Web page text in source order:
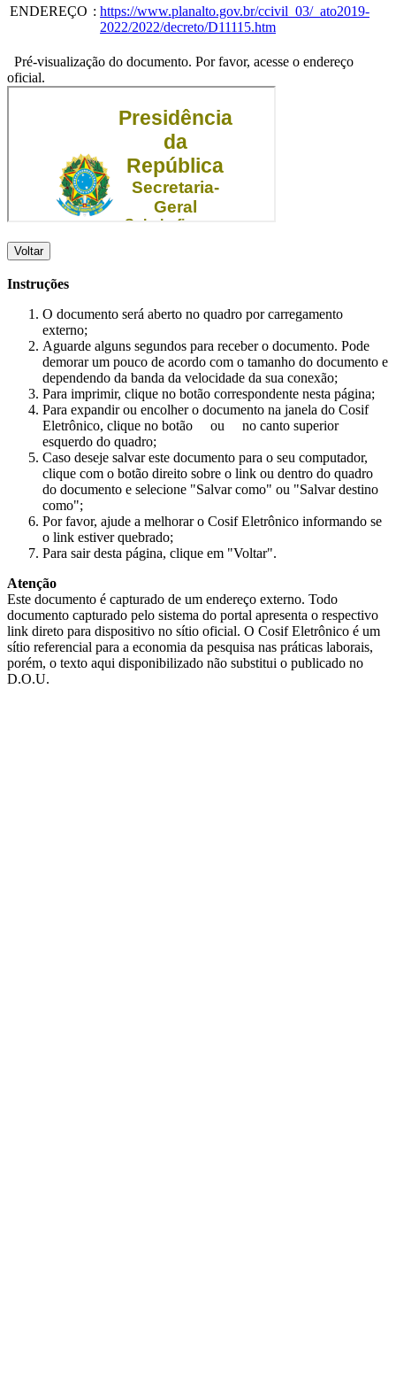
ENDEREÇO : https://www.planalto.gov.br/ccivil_03/_ato2019-
2022/2022/decreto/D11115.htm
Pré-visualização do documento. Por favor, acesse o endereço
oficial.
Voltar
Instruções
O documento será aberto no quadro por carregamento
externo;
Aguarde alguns segundos para receber o documento. Pode
demorar um pouco de acordo com o tamanho do documento e
dependendo da banda da velocidade da sua conexão;
Para imprimir, clique no botão correspondente nesta página;
Para expandir ou encolher o documento na janela do Cosif
Eletrônico, clique no botão
ou
no canto superior
esquerdo do quadro;
Caso deseje salvar este documento para o seu computador,
clique com o botão direito sobre o link ou dentro do quadro
do documento e selecione "Salvar como" ou "Salvar destino
como";
Por favor, ajude a melhorar o Cosif Eletrônico informando se
o link estiver quebrado;
Para sair desta página, clique em "Voltar".
Atenção
Este documento é capturado de um endereço externo. Todo
documento capturado pelo sistema do portal apresenta o respectivo
link direto para dispositivo no sítio oficial. O Cosif Eletrônico é um
sítio referencial para a economia da pesquisa nas práticas laborais,
porém, o texto aqui disponibilizado não substitui o publicado no
D.O.U.